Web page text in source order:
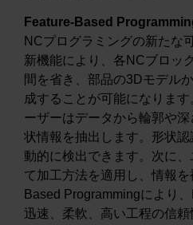
Feature-Based
NCプログラミングの新たな
新機能により、各NCブロッ
間を省き、部品の3Dモデル
成することが可能になりま
ーザーはデータから輪郭や
状情報を抽出します。形状
動的に検出できます。次に
て加工方法を適用し、情報
Based Programmingにより
迅速、柔軟、高い工程の信